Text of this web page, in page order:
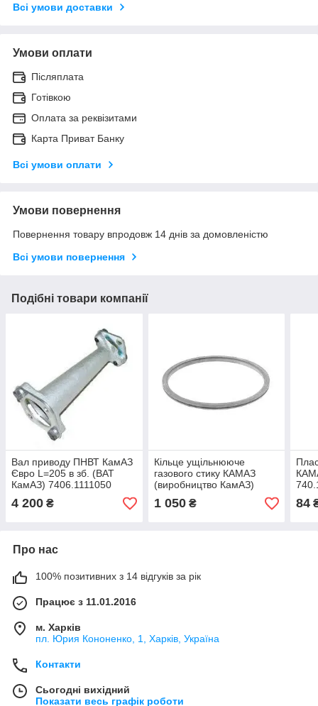
Всі умови доставки
Умови оплати
Післяплата
Готівкою
Оплата за реквізитами
Карта Приват Банку
Всі умови оплати
Умови повернення
Повернення товару впродовж 14 днів за домовленістю
Всі умови повернення
Подібні товари компанії
Вал приводу ПНВТ КамАЗ
Євро L=205 в зб. (ВАТ
КамАЗ) 7406.1111050
4 200 ₴
Кільце ущільнююче
газового стику КАМАЗ
(виробництво КамАЗ)
740.1003466-11
1 050₴ 84
Про нас
100% позитивних з 14 відгуків за рік
Працює з 11.01.2016
м. Харків
пл. Юрия Кононенко, 1, Харків, Україна
Контакти
Сьогодні вихідний
Показати весь графік роботи